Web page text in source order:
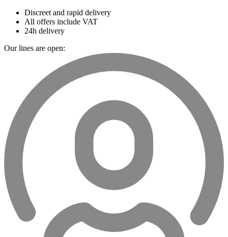
Discreet and rapid delivery
All offers include VAT
24h delivery
Our lines are open: